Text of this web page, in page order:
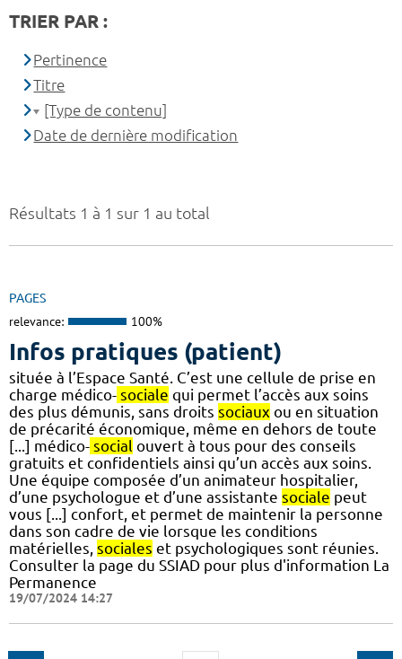
Résultats 1 à 1 sur 1 au total
PAGES
relevance: 100%
Infos pratiques (patient)
située à l’Espace Santé. C’est une cellule de prise en
charge médico- sociale qui permet l’accès aux soins
des plus démunis, sans droits sociaux ou en situation
de précarité économique, même en dehors de toute
[...] médico- social ouvert à tous pour des conseils
gratuits et confidentiels ainsi qu’un accès aux soins.
Une équipe composée d’un animateur hospitalier,
d’une psychologue et d’une assistante sociale peut
vous [...] confort, et permet de maintenir la personne
dans son cadre de vie lorsque les conditions
matérielles, sociales et psychologiques sont réunies.
Consulter la page du SSIAD pour plus d'information La
Permanence
19/07/2024 14:27
TRIER PAR :
Pertinence
Titre
[Type de contenu]
Date de dernière modification